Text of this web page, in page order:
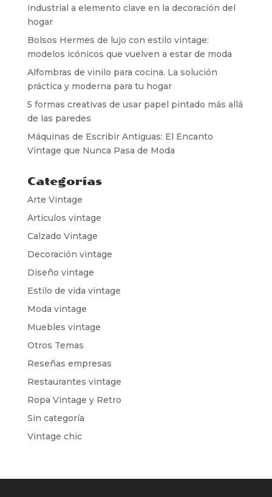
industrial a elemento clave en la decoración del
hogar
Bolsos Hermes de lujo con estilo vintage:
modelos icónicos que vuelven a estar de moda
Alfombras de vinilo para cocina. La solución
práctica y moderna para tu hogar
5 formas creativas de usar papel pintado más allá
de las paredes
Máquinas de Escribir Antiguas: El Encanto
Vintage que Nunca Pasa de Moda
Categorías
Arte Vintage
Artículos vintage
Calzado Vintage
Decoración vintage
Diseño vintage
Estilo de vida vintage
Moda vintage
Muebles vintage
Otros Temas
Reseñas empresas
Restaurantes vintage
Ropa Vintage y Retro
Sin categoría
Vintage chic